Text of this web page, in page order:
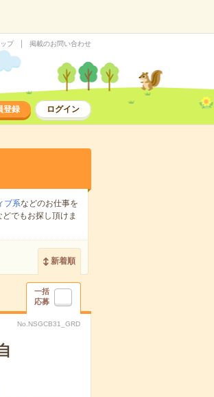
プ 掲載のお問い合わせ
登録 ログイン
ブ系などのお仕事を
どでもお探し頂けま
新着順
一括
応募
No.NSGCB31_GRD